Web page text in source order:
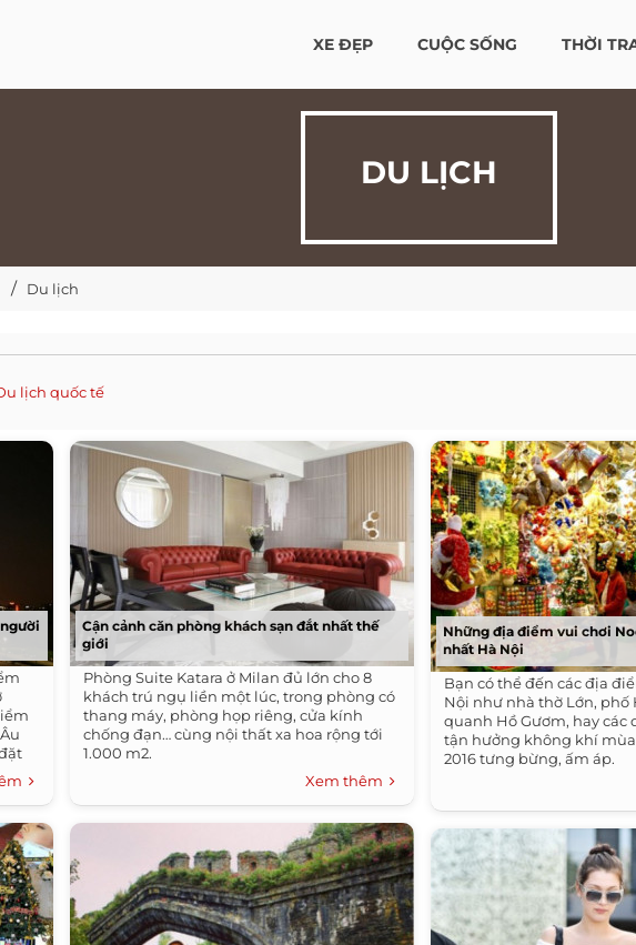
XE ĐẸP CUỘC SỐNG THỜI
DU LỊCH
Du lịch
lịch quốc tế
Cận cảnh căn phòng khách sạn đắt nhất thế
giới
Phòng Suite Katara ở Milan đủ lớn cho 8
khách trú ngụ liền một lúc, trong phòng có
thang máy, phòng họp riêng, cửa kính
chống đạn… cùng nội thất xa hoa rộng tới
1.000 m2.
Xem thêm
Những địa điểm vui chơi
nhất Hà Nội
Bạn có thể đến các địa
Nội như nhà thờ Lớn, phố
quanh Hồ Gươm, hay các
tận hưởng không khí
2016 tưng bừng, ấm áp.